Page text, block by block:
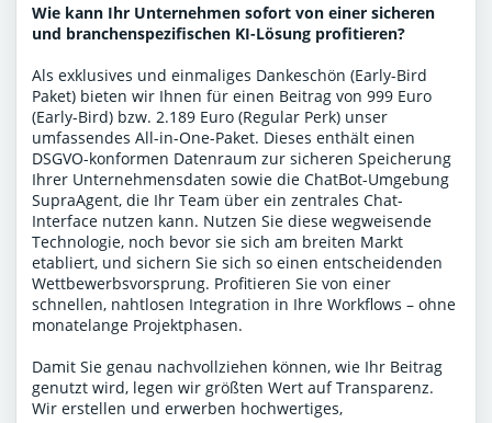
Wie kann Ihr Unternehmen sofort von einer sicheren
und branchenspezifischen KI-Lösung profitieren?
Als exklusives und einmaliges Dankeschön (Early-Bird
Paket) bieten wir Ihnen für einen Beitrag von 999 Euro
(Early-Bird) bzw. 2.189 Euro (Regular Perk) unser
umfassendes All-in-One-Paket. Dieses enthält einen
DSGVO-konformen Datenraum zur sicheren Speicherung
Ihrer Unternehmensdaten sowie die ChatBot-Umgebung
SupraAgent, die Ihr Team über ein zentrales Chat-
Interface nutzen kann. Nutzen Sie diese wegweisende
Technologie, noch bevor sie sich am breiten Markt
etabliert, und sichern Sie sich so einen entscheidenden
Wettbewerbsvorsprung. Profitieren Sie von einer
schnellen, nahtlosen Integration in Ihre Workflows – ohne
monatelange Projektphasen.
Damit Sie genau nachvollziehen können, wie Ihr Beitrag
genutzt wird, legen wir größten Wert auf Transparenz.
Wir erstellen und erwerben hochwertiges,